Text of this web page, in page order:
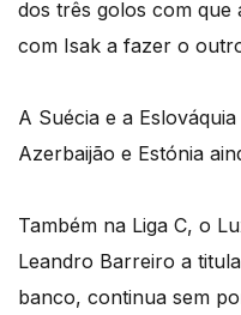
dos três golos com que
com Isak a fazer o
A Suécia e a
Azerbaijão e Estónia
Também na Liga C, o
Leandro Barreiro a
banco, continua sem